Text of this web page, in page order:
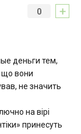
+
0
деньги тем,
що вони
не значить
на вірі
принесуть